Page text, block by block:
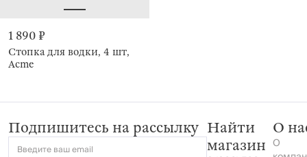
1 890 ₽
Стопка для водки, 4 шт,
Acme
Подпишитесь на рассылку
Введите ваш email
Найти
магазин
О
О